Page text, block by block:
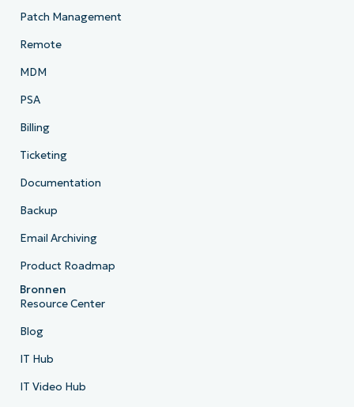
Patch Management
Remote
MDM
PSA
Billing
Ticketing
Documentation
Backup
Email Archiving
Product Roadmap
Bronnen
Resource Center
Blog
IT Hub
IT Video Hub